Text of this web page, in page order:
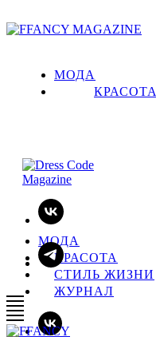
МОДА
КРАСОТА
МОДА
КРАСОТА
СТИЛЬ ЖИЗНИ
ЖУРНАЛ